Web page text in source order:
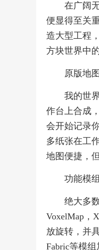
在广阔
便显得至关
造大型工程
方块世界中
原版地
我的世
作台上合成
会开始记录
多纸张在工
地图便捷，
功能模
绝大多
VoxelMap，
放旋转，并
Fabric等模